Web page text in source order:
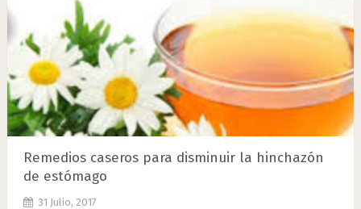
Remedios caseros para disminuir la hinchazón
de estómago
31 Julio, 2017